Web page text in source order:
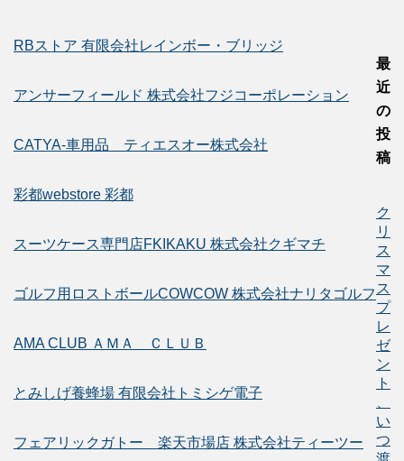
RBストア 有限会社レインボー・ブリッジ
アンサーフィールド 株式会社フジコーポレーション
CATYA-車用品 ティエスオー株式会社
彩都webstore 彩都
スーツケース専門店FKIKAKU 株式会社クギマチ
ゴルフ用ロストボールCOWCOW 株式会社ナリタゴルフ
AMA CLUB ＡＭＡ ＣＬＵＢ
とみしげ養蜂場 有限会社トミシゲ電子
フェアリックガトー 楽天市場店 株式会社ティーツー
最
近
の
投
稿
ク
リ
ス
マ
ス
プ
レ
ゼ
ン
ト
い
つ